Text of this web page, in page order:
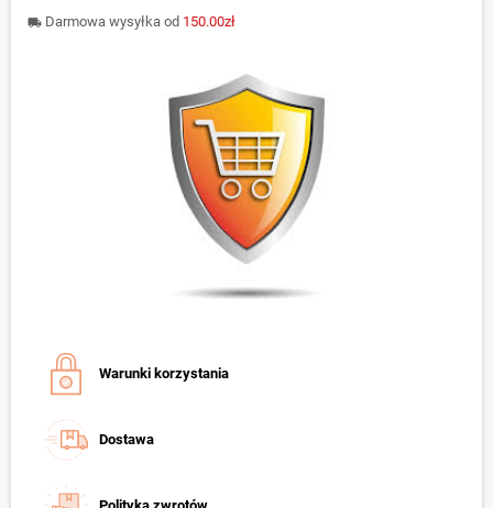
local_shipping Darmowa wysyłka od 150.00zł
Warunki korzystania
Dostawa